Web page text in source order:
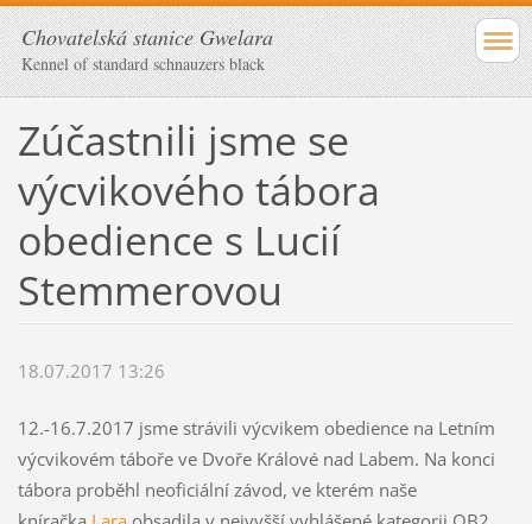
Chovatelská stanice Gwelara
Kennel of standard schnauzers black
Zúčastnili jsme se
výcvikového tábora
obedience s Lucií
Stemmerovou
18.07.2017 13:26
12.-16.7.2017 jsme strávili výcvikem obedience na Letním
výcvikovém táboře ve Dvoře Králové nad Labem. Na konci
tábora proběhl neoficiální závod, ve kterém naše